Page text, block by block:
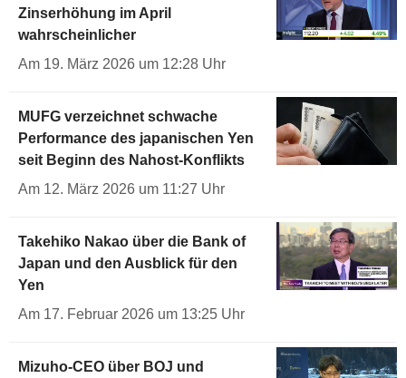
Zinserhöhung im April
wahrscheinlicher
Am 19. März 2026 um 12:28 Uhr
MUFG verzeichnet schwache
Performance des japanischen Yen
seit Beginn des Nahost-Konflikts
Am 12. März 2026 um 11:27 Uhr
Takehiko Nakao über die Bank of
Japan und den Ausblick für den
Yen
Am 17. Februar 2026 um 13:25 Uhr
Mizuho-CEO über BOJ und